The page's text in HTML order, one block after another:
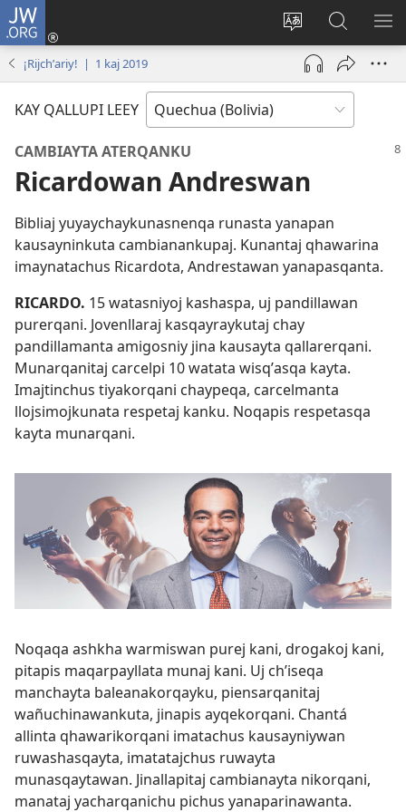
JW.ORG
Change
site
language
Yaykunapaj
(opens
window)
JW.ORG
nisqapi
¡Rijchʼariy! | 1 kaj 2019
KAY QALLUPI LEEY
CAMBIAYTA ATERQANKU
Ricardowan Andreswan
Bibliaj yuyaychaykunasnenqa runasta yanapan
kausayninkuta cambianankupaj. Kunantaj qhawarina
imaynatachus Ricardota, Andrestawan yanapasqanta.
RICARDO. 15 watasniyoj kashaspa, uj pandillawan
purerqani. Jovenllaraj kasqayraykutaj chay
pandillamanta amigosniy jina kausayta qallarerqani.
Munarqanitaj carcelpi 10 watata wisqʼasqa kayta.
Imajtinchus tiyakorqani chaypeqa, carcelmanta
llojsimojkunata respetaj kanku. Noqapis respetasqa
kayta munarqani.
Noqaqa ashkha warmiswan purej kani, drogakoj kani,
pitapis maqarpayllata munaj kani. Uj chʼiseqa
manchayta baleanakorqayku, piensarqanitaj
wañuchinawankuta, jinapis ayqekorqani. Chantá
allinta qhawarikorqani imatachus kausayniywan
ruwashasqayta, imatatajchus ruwayta
munasqaytawan. Jinallapitaj cambianayta nikorqani,
manataj yacharqanichu pichus yanaparinawanta.